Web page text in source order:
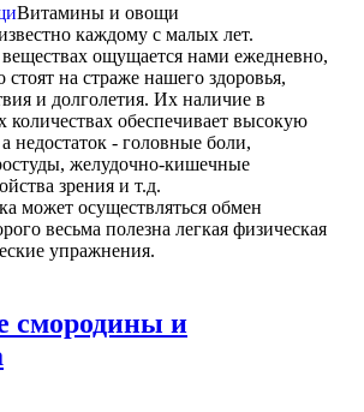
Витамины и овощи
каждому с малых лет.
ощущается нами ежедневно,
на страже нашего здоровья,
и долголетия. Их наличие в
обеспечивает высокую
недостаток - головные боли,
желудочно-кишечные
зрения и т.д.
может осуществляться обмен
весьма полезна легкая физическая
упражнения.
смородины и